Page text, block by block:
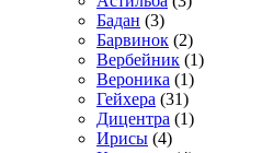
Бадан (3)
Барвинок (2)
Вербейник (1)
Вероника (1)
Гейхера (31)
Дицентра (1)
Ирисы (4)